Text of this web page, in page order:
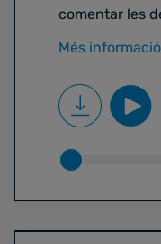
comentar les
reacció a
Alhora, posem
cinc incendis
parlant de la
Catalunya.
Més informació